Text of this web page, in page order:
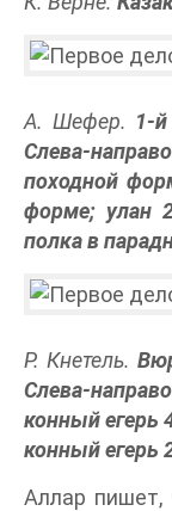
А. Шефер. 1-
Слева-
походной
форме; улан
полка в
Р. Кнетель.
Слева-
конный егерь
конный егерь
Аллар пишет,